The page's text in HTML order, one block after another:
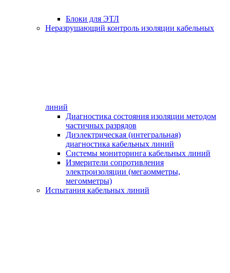
Блоки для ЭТЛ
Неразрушающий контроль изоляции кабельных
линий
Диагностика состояния изоляции методом
частичных разрядов
Диэлектрическая (интегральная)
диагностика кабельных линий
Системы мониторинга кабельных линий
Измерители сопротивления
электроизоляции (мегаомметры,
мегомметры)
Испытания кабельных линий